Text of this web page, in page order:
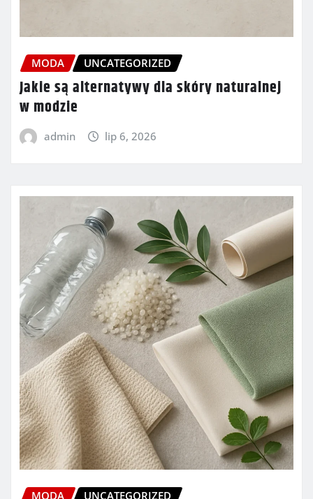
MODA UNCATEGORIZED
Jakie są alternatywy dla skóry naturalnej
w modzie
admin lip 6, 2026
MODA UNCATEGORIZED